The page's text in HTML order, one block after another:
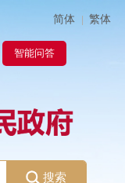
简体 | 繁体
智能问答
搜索